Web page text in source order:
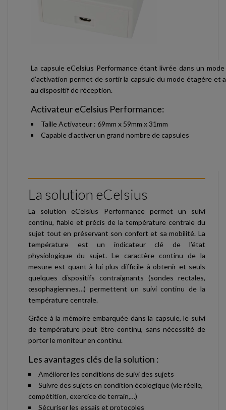
La capsule eCelsius Performance étant livrée dans un
d’activation permet de sortir la capsule du mode étagère et
au dispositif de réception.
Activateur eCelsius Performance:
Taille Activateur : 69mm x 59mm x 31mm
Capable d’activer un grand nombre de capsules
La solution eCelsius
La solution eCelsius Performance permet un suivi
continu, fiable et précis de la température centrale du
sujet tout en préservant son confort et sa mobilité. La
température est un indicateur clé de l’état
physiologique du sujet. Le caractère continu de la
mesure est quant à lui plus difficile à obtenir et seuls
quelques dispositifs contraignants (sondes rectales,
œsophagiennes…) permettent un suivi continu de la
température centrale.
Grâce à la mémoire embarquée dans la capsule, le suivi
de température peut être continu, sans nécessité de
porter le moniteur en continu.
Les avantages clés de la solution :
Améliorer les conditions de suivi des sujets
Suivre des sujets en condition écologique (vie réelle,
compétition, exercice de terrain,…)
Sécuriser les essais et protocoles